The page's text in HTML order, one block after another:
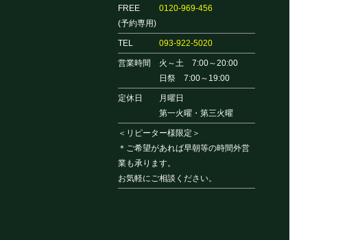
FREE
(予約専用)
0120-969-456
TEL 093-922-5020
営業時間
火～土 7:00～20:00
日祭 7:00～19:00
定休日
月曜日
第一火曜・第三火曜
＜リピーター様限定＞
＊ご希望があれば早朝等の時間外営
業も承ります。
お気軽にご相談ください。